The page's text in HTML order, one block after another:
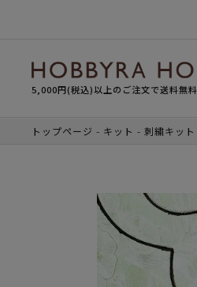
5,000円(税込)以上のご注文で送料無
トップページ キット 刺繍キット